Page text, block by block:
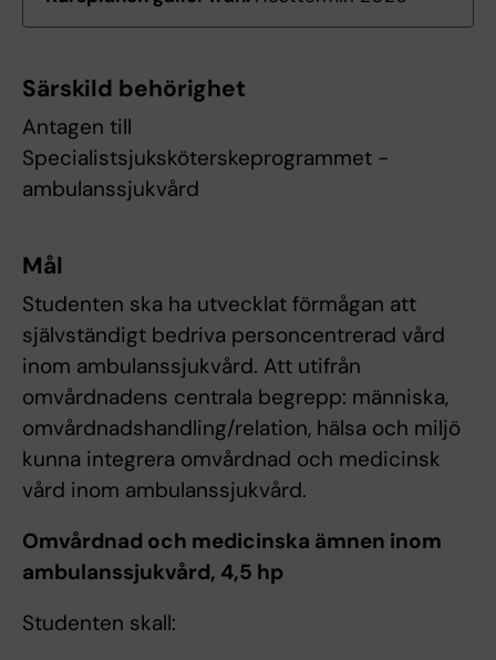
Särskild behörighet
Antagen till
Specialistsjuksköterskeprogrammet -
ambulanssjukvård
Mål
Studenten ska ha utvecklat förmågan att
självständigt bedriva personcentrerad vård
inom ambulanssjukvård. Att utifrån
omvårdnadens centrala begrepp: människa,
omvårdnadshandling/relation, hälsa och miljö
kunna integrera omvårdnad och medicinsk
vård inom ambulanssjukvård.
Omvårdnad och medicinska ämnen inom
ambulanssjukvård, 4,5 hp
Studenten skall: